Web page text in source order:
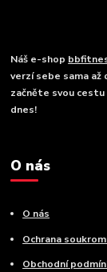
Náš e-shop
verzí sebe sama
začněte svou
dnes!
O nás
O nás
Ochrana
Obchodní